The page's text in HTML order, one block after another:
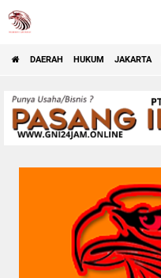
DAERAH HUKUM JAKARTA